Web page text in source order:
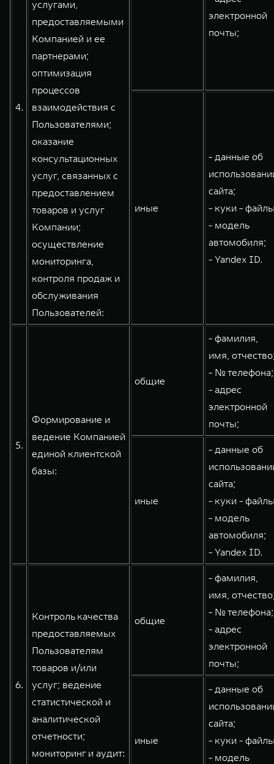
4.
услугами,
предоставляемыми
Компанией и ее
партнерами;
оптимизация
процессов
взаимодействия с
Пользователями;
оказание
консультационных
услуг, связанных с
предоставлением
товаров и услуг
Компании;
осуществление
мониторинга,
контроля продаж и
обслуживания
Пользователей:
электронной
почты;
иные
- данные об
сайта;
- куки -
- модель
автомобиля;
- Yandex ID.
5.
Формирование и
ведение Компанией
единой клиентской
базы:
общие
- фамилия,
имя,
- № телефона;
- адрес
электронной
почты;
иные
- данные об
сайта;
- куки -
- модель
автомобиля;
- Yandex ID.
6.
Контроль качества
предоставляемых
Пользователям
товаров и/или
услуг; ведение
статистической и
аналитической
отчетности;
мониторинг и аудит:
общие
- фамилия,
имя,
- № телефона;
- адрес
электронной
почты;
иные
- данные об
сайта;
- куки -
- модель